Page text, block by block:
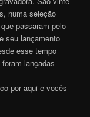
numa seleção
passaram pelo
seu lançamento
esse tempo
lançadas
por aqui e vocês